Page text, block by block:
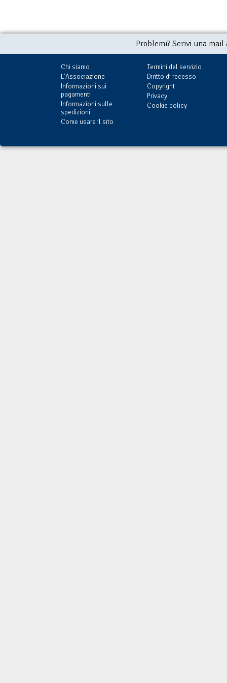
Problemi? Scrivi una
Chi siamo
L'Associazione
Informazioni sui
pagamenti
Informazioni sulle
spedizioni
Come usare il sito
Termini del servizio
Diritto di recesso
Copyright
Privacy
Cookie policy